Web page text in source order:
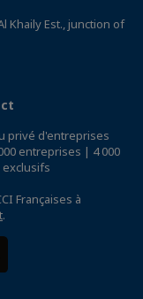
Khaily Est., junction of
privé d'entreprises
entreprises | 4 000
Françaises à
.